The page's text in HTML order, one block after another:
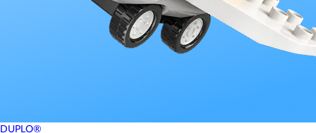
DUPLO®